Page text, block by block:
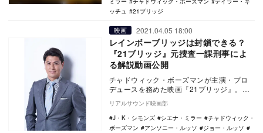
ッチュ
21ブリッジ
映画 2021.04.05 18:00
レインボーブリッジは封鎖できる？
『21ブリッジ』元捜査一課刑事によ
る解説動画公開
チャドウィック・ボーズマンが主演・プロ
デュースを務めた映画『21ブリッジ』。元
埼玉県警察本部刑事部捜査第一課の佐々木
成三による解…
リアルサウンド映画部
J・K・シモンズ
シエナ・ミラー
チャドウィック・
ボーズマン
アンソニー・ルッソ
ジョー・ルッソ